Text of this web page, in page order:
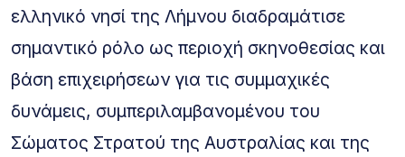
ελληνικό νησί της Λήμνου διαδραμάτισε
σημαντικό ρόλο ως περιοχή σκηνοθεσίας και
βάση επιχειρήσεων για τις συμμαχικές
δυνάμεις, συμπεριλαμβανομένου του
Σώματος Στρατού της Αυστραλίας και της